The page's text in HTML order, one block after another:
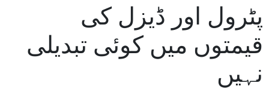
پٹرول اور ڈیزل کی
قیمتوں میں کوئی تبدیلی
نہیں